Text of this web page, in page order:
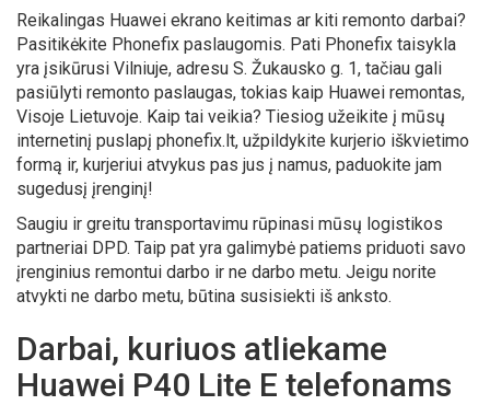
Reikalingas Huawei ekrano keitimas ar kiti remonto darbai?
Pasitikėkite Phonefix paslaugomis. Pati Phonefix taisykla
yra įsikūrusi Vilniuje, adresu S. Žukausko g. 1, tačiau gali
pasiūlyti remonto paslaugas, tokias kaip Huawei remontas,
Visoje Lietuvoje. Kaip tai veikia? Tiesiog užeikite į mūsų
internetinį puslapį phonefix.lt, užpildykite kurjerio iškvietimo
formą ir, kurjeriui atvykus pas jus į namus, paduokite jam
sugedusį įrenginį!
Saugiu ir greitu transportavimu rūpinasi mūsų logistikos
partneriai DPD. Taip pat yra galimybė patiems priduoti savo
įrenginius remontui darbo ir ne darbo metu. Jeigu norite
atvykti ne darbo metu, būtina susisiekti iš anksto.
Darbai, kuriuos atliekame
Huawei P40 Lite E telefonams